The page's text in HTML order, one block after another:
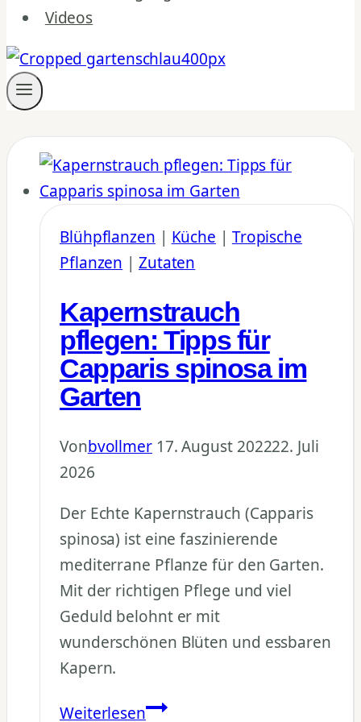
Videos
Blühpflanzen | Küche | Tropische
Pflanzen | Zutaten
Kapernstrauch
pflegen: Tipps für
Capparis spinosa im
Garten
Vonbvollmer 17. August 202222. Juli
2026
Der Echte Kapernstrauch (Capparis
spinosa) ist eine faszinierende
mediterrane Pflanze für den Garten.
Mit der richtigen Pflege und viel
Geduld belohnt er mit
wunderschönen Blüten und essbaren
Kapern.
WeiterlesenKapernstrauch